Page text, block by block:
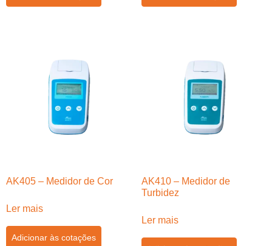
AK405 – Medidor de Cor
Ler mais
Adicionar às cotações
AK410 – Medidor de
Turbidez
Ler mais